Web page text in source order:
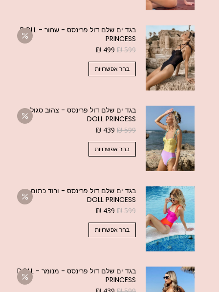
בגד ים שלם דול פרינסס - שחור - DOLL
PRINCESS
₪599
₪ 499
בחר אפשרויות
בגד ים שלם דול פרינסס - צהוב סגול -
DOLL PRINCESS
₪599
₪ 439
בחר אפשרויות
בגד ים שלם דול פרינסס - ורוד כתום -
DOLL PRINCESS
₪599
₪ 439
בחר אפשרויות
בגד ים שלם דול פרינסס - מנומר - DOLL
PRINCESS